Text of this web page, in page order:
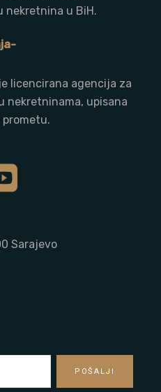
nekretnina u BiH.
e licencirana agencija za
nekretninama, upisana
prometu.
Sarajevo